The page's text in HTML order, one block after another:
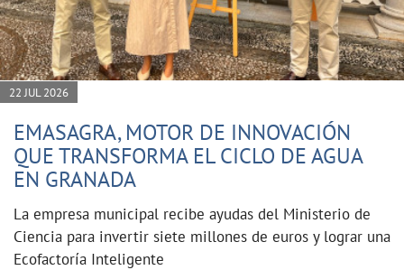
22 JUL 2026
EMASAGRA, MOTOR DE INNOVACIÓN
QUE TRANSFORMA EL CICLO DE AGUA
EN GRANADA
La empresa municipal recibe ayudas del Ministerio de
Ciencia para invertir siete millones de euros y lograr una
Ecofactoría Inteligente